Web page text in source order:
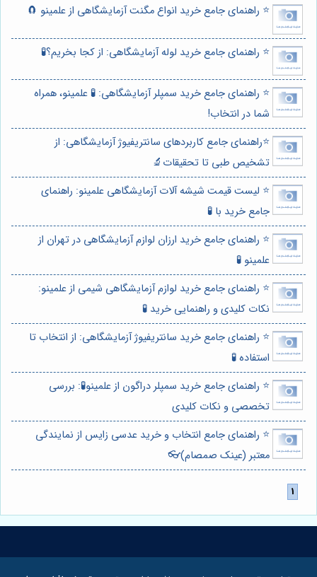
⭐️ راهنمای جامع خرید انواع مگنت آزمایشگاهی از علمینو 🧲
⭐️ راهنمای جامع خرید لوله آزمایشگاهی: از کجا بخریم؟🧪
⭐️ راهنمای جامع خرید سمپلر آزمایشگاهی: 🧪 علمینو، همراه
شما در انتخاب!
⭐️راهنمای جامع کاربردهای سانتریفیوژ آزمایشگاهی: از
تشخیص طبی تا تحقیقات🔬
⭐️ لیست قیمت شیشه آلات آزمایشگاهی علمینو: راهنمای
جامع خرید با 🧪
⭐️ راهنمای جامع خرید ارزان لوازم آزمایشگاهی در تهران از
علمینو 🧪
⭐️ راهنمای جامع خرید لوازم آزمایشگاهی شیمی از علمینو:
نکات کلیدی و راهنمایی خرید 🧪
⭐️ راهنمای جامع خرید سانتریفیوژ آزمایشگاهی: از انتخاب تا
استفاده 🧪
⭐️ راهنمای جامع خرید سمپلر دراگون از علمینو🧪: بررسی
تخصصی و نکات کلیدی
⭐️ راهنمای جامع انتخاب و خرید عدسی زایس از نمایندگی
معتبر (عینک صمصام)👓